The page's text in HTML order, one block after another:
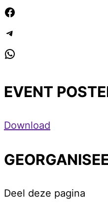
EVENT
Download
Deel deze pagina